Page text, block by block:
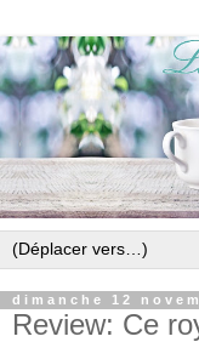
dimanche 12
Review: Ce